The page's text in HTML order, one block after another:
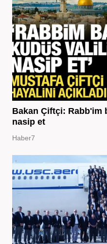
Bakan Çiftçi: Rabb'im
nasip et
Haber7